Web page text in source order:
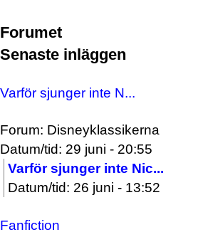
Forumet
Senaste inläggen
Varför sjunger inte N...
Forum: Disneyklassikerna
Datum/tid: 29 juni - 20:55
Varför sjunger inte Nic...
Datum/tid: 26 juni - 13:52
Fanfiction